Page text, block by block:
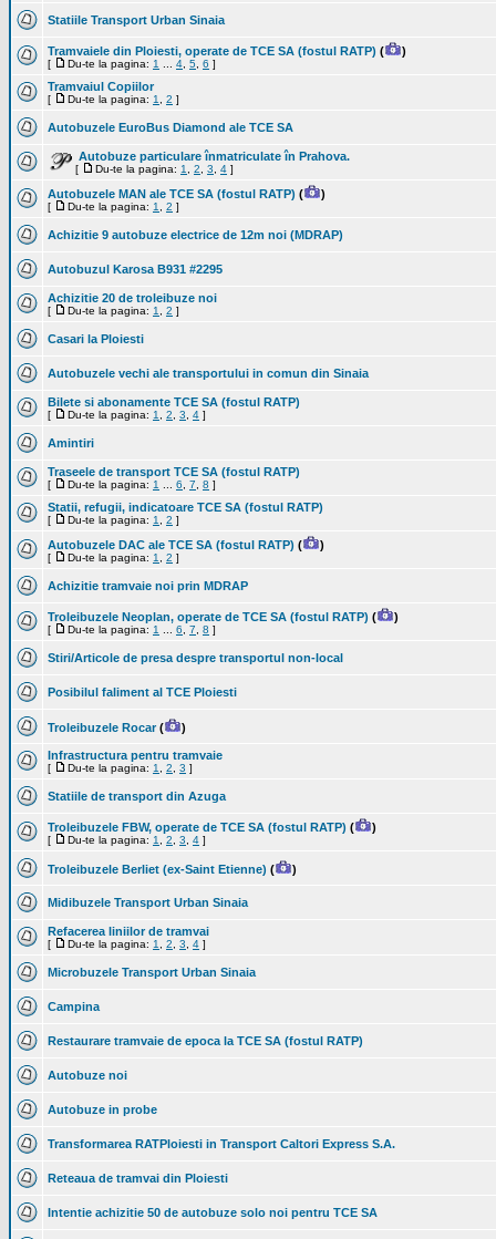
Statiile Transport Urban Sinaia
Tramvaiele din Ploiesti, operate de TCE SA (fostul RATP) ( )
[ Du-te la pagina: 1 4 5 6 ]
Tramvaiul Copiilor
[ Du-te la pagina: 1 2 ]
Autobuzele EuroBus Diamond ale TCE SA
Autobuze particulare înmatriculate în Prahova.
[ Du-te la pagina: 1 2 3 4 ]
Autobuzele MAN ale TCE SA (fostul RATP) ( )
[ Du-te la pagina: 1 2 ]
Achizitie 9 autobuze electrice de 12m noi (MDRAP)
Autobuzul Karosa B931 #2295
Achizitie 20 de troleibuze noi
[ Du-te la pagina: 1 2 ]
Casari la Ploiesti
Autobuzele vechi ale transportului in comun din Sinaia
Bilete si abonamente TCE SA (fostul RATP)
[ Du-te la pagina: 1 2 3 4 ]
Amintiri
Traseele de transport TCE SA (fostul RATP)
[ Du-te la pagina: 1 6 7 8 ]
Statii, refugii, indicatoare TCE SA (fostul RATP)
[ Du-te la pagina: 1 2 ]
Autobuzele DAC ale TCE SA (fostul RATP) ( )
[ Du-te la pagina: 1 2 ]
Achizitie tramvaie noi prin MDRAP
Troleibuzele Neoplan, operate de TCE SA (fostul RATP) ( )
[ Du-te la pagina: 1 6 7 8 ]
Stiri/Articole de presa despre transportul non-local
Posibilul faliment al TCE Ploiesti
Troleibuzele Rocar( )
Infrastructura pentru tramvaie
[ Du-te la pagina: 1 2 3 ]
Statiile de transport din Azuga
Troleibuzele FBW, operate de TCE SA (fostul RATP) ( )
[ Du-te la pagina: 1 2 3 4 ]
Troleibuzele Berliet (ex-Saint Etienne) ( )
Midibuzele Transport Urban Sinaia
Refacerea liniilor de tramvai
[ Du-te la pagina: 1 2 3 4 ]
Microbuzele Transport Urban Sinaia
Campina
Restaurare tramvaie de epoca la TCE SA (fostul RATP)
Autobuze noi
Autobuze in probe
Transformarea RATPloiesti in Transport Caltori Express S.A.
Reteaua de tramvai din Ploiesti
Intentie achizitie 50 de autobuze solo noi pentru TCE SA